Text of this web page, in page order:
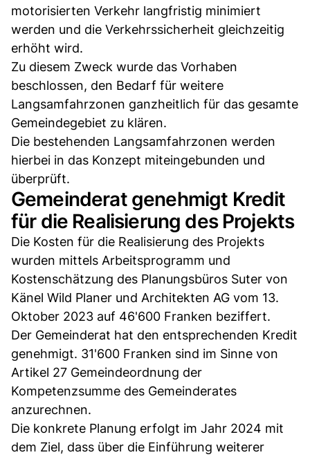
motorisierten Verkehr langfristig minimiert
werden und die Verkehrssicherheit gleichzeitig
erhöht wird.
Zu diesem Zweck wurde das Vorhaben
beschlossen, den Bedarf für weitere
Langsamfahrzonen ganzheitlich für das gesamte
Gemeindegebiet zu klären.
Die bestehenden Langsamfahrzonen werden
hierbei in das Konzept miteingebunden und
überprüft.
Gemeinderat genehmigt Kredit
für die Realisierung des Projekts
Die Kosten für die Realisierung des Projekts
wurden mittels Arbeitsprogramm und
Kostenschätzung des Planungsbüros Suter von
Känel Wild Planer und Architekten AG vom 13.
Oktober 2023 auf 46'600 Franken beziffert.
Der Gemeinderat hat den entsprechenden Kredit
genehmigt. 31'600 Franken sind im Sinne von
Artikel 27 Gemeindeordnung der
Kompetenzsumme des Gemeinderates
anzurechnen.
Die konkrete Planung erfolgt im Jahr 2024 mit
dem Ziel, dass über die Einführung weiterer